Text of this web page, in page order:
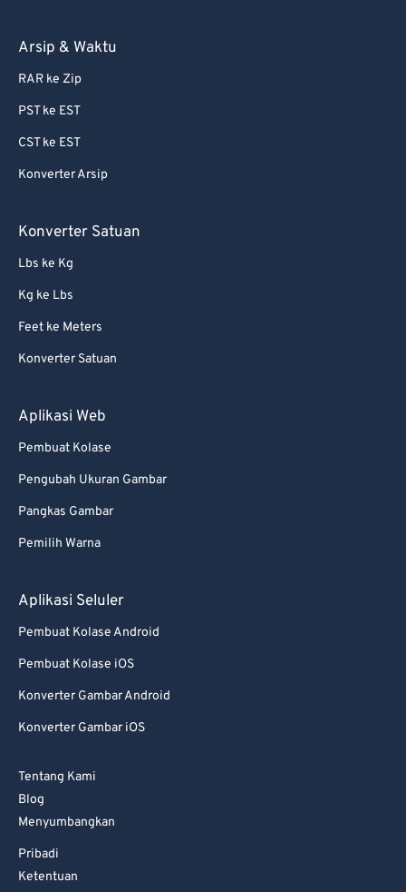
Arsip & Waktu
RAR ke Zip
PST ke EST
CST ke EST
Konverter Arsip
Konverter Satuan
Lbs ke Kg
Kg ke Lbs
Feet ke Meters
Konverter Satuan
Aplikasi Web
Pembuat Kolase
Pengubah Ukuran Gambar
Pangkas Gambar
Pemilih Warna
Aplikasi Seluler
Pembuat Kolase Android
Pembuat Kolase iOS
Konverter Gambar Android
Konverter Gambar iOS
Tentang Kami
Blog
Menyumbangkan
Pribadi
Ketentuan